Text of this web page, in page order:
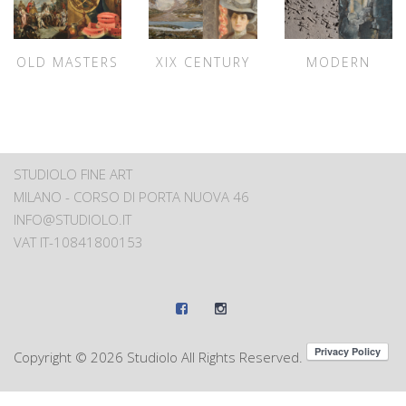
OLD MASTERS XIX CENTURY MODERN
STUDIOLO FINE ART
MILANO - CORSO DI PORTA NUOVA 46
INFO@STUDIOLO.IT
VAT IT-10841800153
Copyright © 2026 Studiolo All Rights Reserved.